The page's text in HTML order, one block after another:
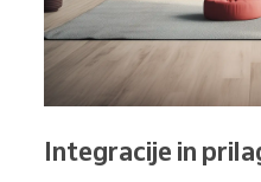
Integracije in